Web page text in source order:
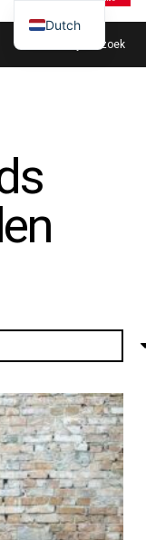
Plan mijn bezoek
Dutch